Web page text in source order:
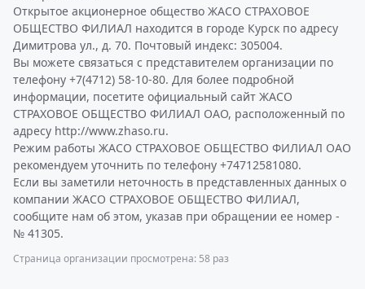
Открытое акционерное общество ЖАСО СТРАХОВОЕ
ОБЩЕСТВО ФИЛИАЛ находится в городе Курск по адресу
Димитрова ул., д. 70. Почтовый индекс: 305004.
Вы можете связаться с представителем организации по
телефону +7(4712) 58-10-80. Для более подробной
информации, посетите официальный сайт ЖАСО
СТРАХОВОЕ ОБЩЕСТВО ФИЛИАЛ ОАО, расположенный по
адресу http://www.zhaso.ru.
Режим работы ЖАСО СТРАХОВОЕ ОБЩЕСТВО ФИЛИАЛ ОАО
рекомендуем уточнить по телефону +74712581080.
Если вы заметили неточность в представленных данных о
компании ЖАСО СТРАХОВОЕ ОБЩЕСТВО ФИЛИАЛ,
сообщите нам об этом, указав при обращении ее номер -
№ 41305.
Страница организации просмотрена: 58 раз